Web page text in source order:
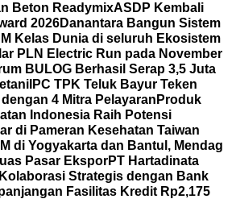
Beton ReadymixASDP Kembali
2026Danantara Bangun Sistem
Kelas Dunia di seluruh Ekosistem
PLN Electric Run pada November
BULOG Berhasil Serap 3,5 Juta
IPC TPK Teluk Bayur Teken
4 Mitra Pelayaran Produk
Indonesia Raih Potensi
di Pameran Kesehatan Taiwan
di Yogyakarta dan Bantul, Mendag
Pasar EksporPT Hartadinata
Strategis dengan Bank
Fasilitas Kredit Rp2,175